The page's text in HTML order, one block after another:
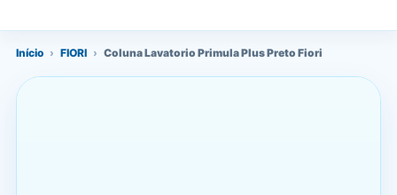
Início › FIORI › Coluna Lavatorio Primula Plus Preto Fiori